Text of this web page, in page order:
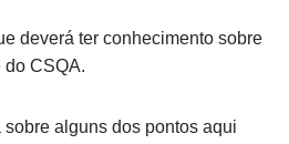
deverá ter conhecimento sobre
CSQA.
alguns dos pontos aqui